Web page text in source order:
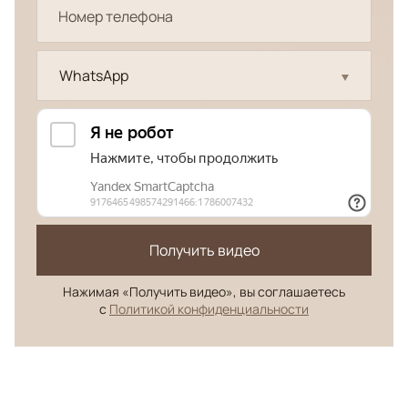
WhatsApp
Получить видео
Нажимая «Получить видео», вы соглашаетесь
с Политикой конфиденциальности